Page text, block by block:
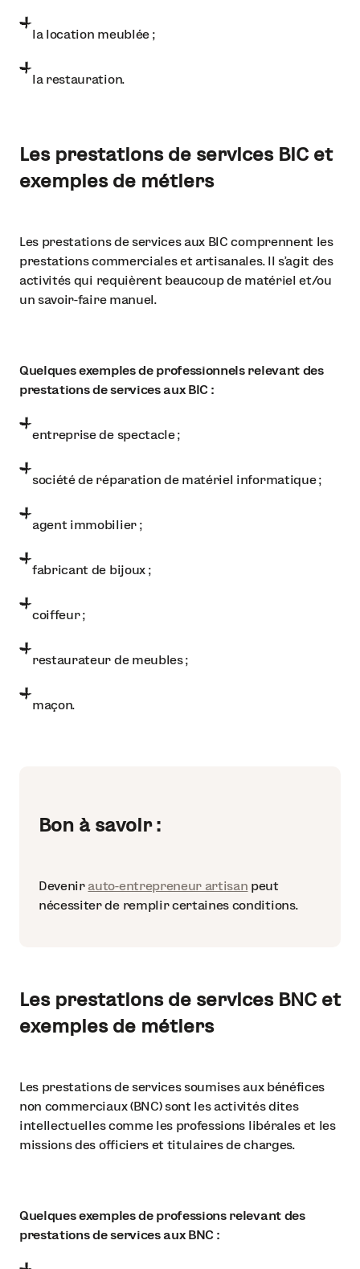
la location meublée ;
la restauration.
Les prestations de services BIC et
exemples de métiers
Les prestations de services aux BIC comprennent les
prestations commerciales et artisanales. Il s’agit des
activités qui requièrent beaucoup de matériel et/ou
un savoir-faire manuel.
Quelques exemples de professionnels relevant des
prestations de services aux BIC :
entreprise de spectacle ;
société de réparation de matériel informatique ;
agent immobilier ;
fabricant de bijoux ;
coiffeur ;
restaurateur de meubles ;
maçon.
Bon à savoir :
Devenir auto-entrepreneur artisan peut
nécessiter de remplir certaines conditions.
Les prestations de services BNC et
exemples de métiers
Les prestations de services soumises aux bénéfices
non commerciaux (BNC) sont les activités dites
intellectuelles comme les professions libérales et les
missions des officiers et titulaires de charges.
Quelques exemples de professions relevant des
prestations de services aux BNC :